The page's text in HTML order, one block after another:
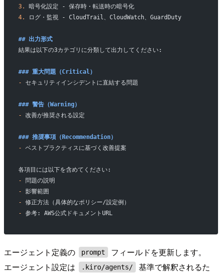
3.
暗号化設定 - 保存時・転送時の暗号化
4.
ログ・監視 - CloudTrail、CloudWatch、GuardDuty
## 出力形式
結果は以下の3カテゴリに分類して出力してください:
### 重大問題（Critical）
- セキュリティインシデントに直結する問題
### 警告（Warning）
- 改善が推奨される設定
### 推奨事項（Recommendation）
- ベストプラクティスに基づく改善提案
各項目には以下を含めてください:
- 問題の説明
- 影響範囲
- 修正方法（具体的なポリシー/設定例）
- 参考: AWS公式ドキュメントURL
エージェント定義の prompt
フィールドを更新します。
エージェント設定は
.kiro/agents/
基準で解釈されるた